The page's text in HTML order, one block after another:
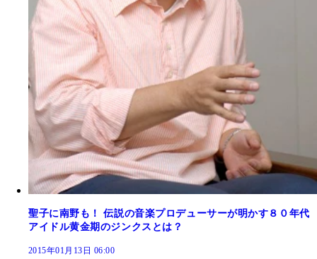
聖子に南野も！ 伝説の音楽プロデューサーが明かす８０年代
アイドル黄金期のジンクスとは？
2015年01月13日 06:00